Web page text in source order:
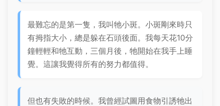
最難忘的是第一隻，我叫牠小斑。小斑剛來時只
有拇指大小，總是躲在石頭後面。我每天花10分
鐘輕輕和牠互動，三個月後，牠開始在我手上睡
覺。這讓我覺得所有的努力都值得。
但也有失敗的時候。我曾經試圖用食物引誘牠出